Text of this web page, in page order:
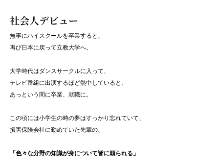
社会人デビュー
無事にハイスクールを卒業すると、
再び日本に戻って立教大学へ。
大学時代はダンスサークルに入って、
テレビ番組に出演するほど熱中していると、
あっという間に卒業、就職に。
この頃には小学生の時の夢はすっかり忘れていて、
損害保険会社に勤めていた先輩の、
「色々な分野の知識が身について皆に頼られる」